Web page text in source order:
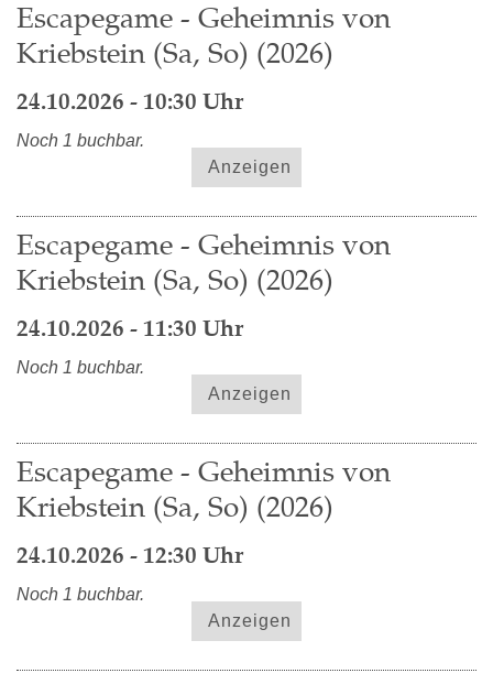
Escapegame - Geheimnis von
Kriebstein (Sa, So) (2026)
24.10.2026 - 10:30 Uhr
Noch 1 buchbar.
Anzeigen
Escapegame - Geheimnis von
Kriebstein (Sa, So) (2026)
24.10.2026 - 11:30 Uhr
Noch 1 buchbar.
Anzeigen
Escapegame - Geheimnis von
Kriebstein (Sa, So) (2026)
24.10.2026 - 12:30 Uhr
Noch 1 buchbar.
Anzeigen